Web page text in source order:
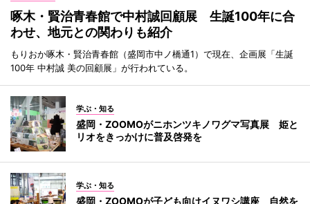
啄木・賢治青春館で中村誠回顧展 生誕100年に合
わせ、地元との関わりも紹介
もりおか啄木・賢治青春館（盛岡市中ノ橋通1）で現在、企画展「生誕
100年 中村誠 美の回顧展」が行われている。
学ぶ・知る
盛岡・ZOOMOがニホンツキノワグマ写真展 姫と
リオをきっかけに普及啓発を
学ぶ・知る
盛岡・ZOOMOが子ども向けイヌワシ講座 自然を